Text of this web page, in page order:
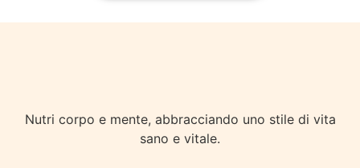
Nutri corpo e mente, abbracciando uno stile di vita
sano e vitale.